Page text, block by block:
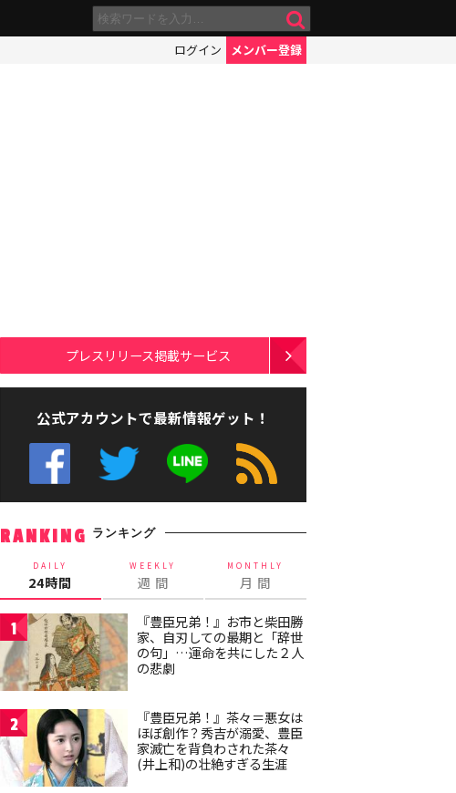
ログイン メンバー登録
プレスリリース掲載サービス
公式アカウントで最新情報ゲット！
RANKING ランキング
DAILY
24時間
WEEKLY
週 間
MONTHLY
月 間
1
『豊臣兄弟！』お市と柴田勝
家、自刃しての最期と「辞世
の句」…運命を共にした２人
の悲劇
2
『豊臣兄弟！』茶々＝悪女は
ほぼ創作？秀吉が溺愛、豊臣
家滅亡を背負わされた茶々
(井上和)の壮絶すぎる生涯